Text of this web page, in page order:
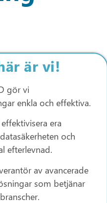
är vi!
gör vi
enkla och effektiva.
era
och
efterlevnad.
av avancerade
som betjänar